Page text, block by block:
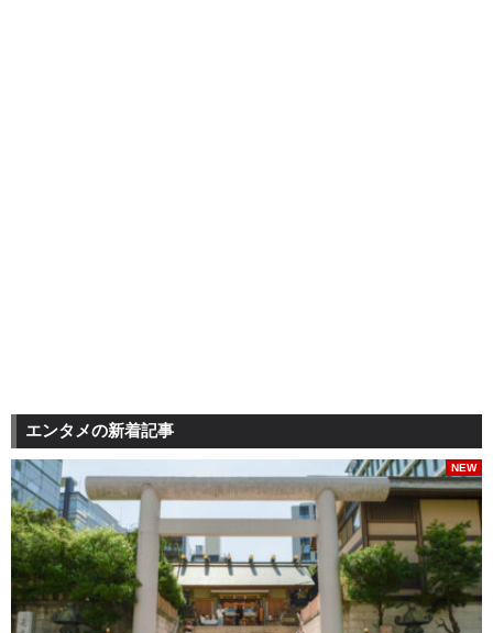
エンタメの新着記事
NEW